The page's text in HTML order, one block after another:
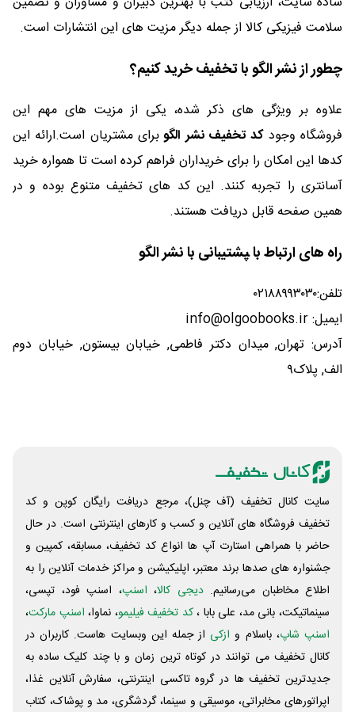
سلامت فیزیکی کالا از جمله دیگر مزیت های این انتشارات است.
چطور از نشر الگو با تخفیف خرید کنیم؟
علاوه بر ویژگی های ذکر شده، یکی از مزیت های مهم این
فروشگاه وجودکد تخفیف نشر الگوبرای مشتریان است.ارائه این
کدها این امکان را برای خریداران فراهم کرده است تا همواره خرید
آسانتری را تجربه کنند. این کد های تخفیف متنوع بوده و در
همین صفحه قابل دریافت هستند.
راه های ارتباط با ‍پشتیبانی با نشر الگو
تلفن:۰۲۱۸۸۹۹۳۰۳۰
ایمیل: info@olgoobooks.ir
آدرس: تهران, میدان دکتر فاطمی, خیابان بیستون, خیابان دوم
الف, پلاک۹
سایت کانال تخفیف (آف چنل)، مرجع دریافت رایگان کوپن و کد
تخفیف فروشگاه های آنلاین و کسب و‌ کارهای اینترنتی است. در حال
حاضر با همراهی استارت آپ ها انواع کد تخفیف، مسابقه، کمپین و
جشنواره های صدها برند معتبر، اپلیکیشن و مراکز خدمات آنلاین را به
اطلاع مخاطبان می‌رسانیم. دیجی کالا، اسنپ، اسنپ فود، تپسی،
سینماتیکت، بانی مد، علی‌ بابا ،کد تخفیف فیلیمو، نماوا، اسنپ مارکت،
اسنپ شاپ، باسلام و ازکی از جمله این وبسایت ‌هاست. کاربران در
کانال تخفیف می توانند در کوتاه ترین زمان و با چند کلیک ساده به
جدیدترین تخفیف ها در گروه تاکسی اینترنتی، سفارش آنلاین غذا،
اپراتورهای مخابراتی، موسیقی و سینما، گردشگری، مد و پوشاک، کتاب